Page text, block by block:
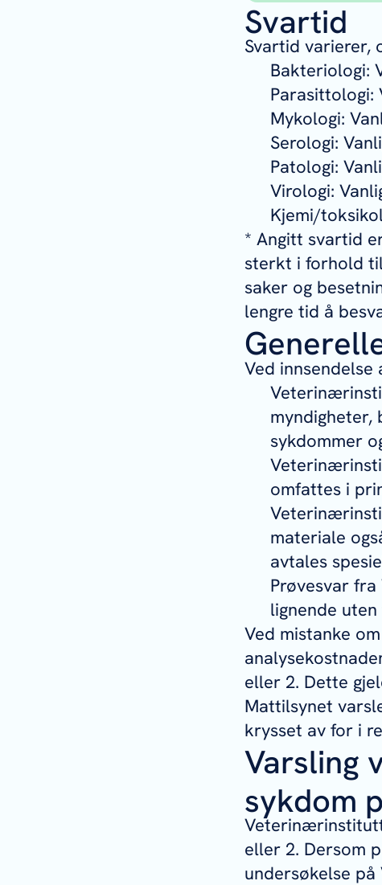
For
Ås.
Svartid
Svartid varierer,
Bakteriologi:
Parasittologi:
Mykologi:
Serologi:
Patologi:
Virologi:
Kjemi/
* Angitt svartid
sterkt i forhold
saker og
lengre tid å
Ved
myndigheter,
sykdommer
omfattes i
materiale
avtales
Prøvesvar
lignende
Ved mistanke
eller 2. Dette
Mattilsynet
krysset av for i
Varsling
sykdom
eller 2. Dersom
undersøkelse